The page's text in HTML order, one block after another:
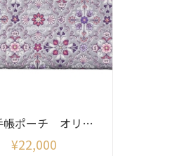
お薬手帳ポーチ オリエント柄 (シャイニー)
¥22,000